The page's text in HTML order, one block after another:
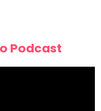
Podcast